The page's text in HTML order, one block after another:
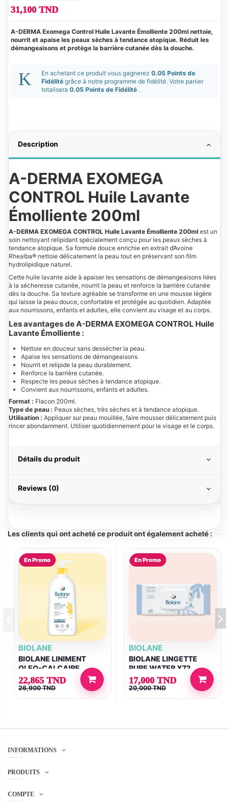
31,100 TND
A-DERMA Exomega Control Huile Lavante Émolliente 200ml nettoie,
nourrit et apaise les peaux sèches à tendance atopique. Réduit les
démangeaisons et protège la barrière cutanée dès la douche.
En achetant ce produit vous gagnerez 0.05 Points de
Fidélité grâce à notre programme de fidélité. Votre panier
totalisera 0.05 Points de Fidélité .
Description
A-DERMA EXOMEGA
CONTROL Huile Lavante
Émolliente 200ml
A-DERMA EXOMEGA CONTROL Huile Lavante Émolliente 200ml est un
soin nettoyant relipidant spécialement conçu pour les peaux sèches à
tendance atopique. Sa formule douce enrichie en extrait d’Avoine
Rhealba® nettoie délicatement la peau tout en préservant son film
hydrolipidique naturel.
Cette huile lavante aide à apaiser les sensations de démangeaisons liées
à la sécheresse cutanée, nourrit la peau et renforce la barrière cutanée
dès la douche. Sa texture agréable se transforme en une mousse légère
qui laisse la peau douce, confortable et protégée au quotidien. Adaptée
aux nourrissons, enfants et adultes, elle convient au visage et au corps.
Les avantages de A-DERMA EXOMEGA CONTROL Huile
Lavante Émolliente :
Nettoie en douceur sans dessécher la peau.
Apaise les sensations de démangeaisons.
Nourrit et relipide la peau durablement.
Renforce la barrière cutanée.
Respecte les peaux sèches à tendance atopique.
Convient aux nourrissons, enfants et adultes.
Format : Flacon 200ml.
Type de peau : Peaux sèches, très sèches et à tendance atopique.
Utilisation : Appliquer sur peau mouillée, faire mousser délicatement puis
rincer abondamment. Utiliser quotidiennement pour le visage et le corps.
Détails du produit
Reviews (0)
Les clients qui ont acheté ce produit ont également acheté :
En Promo
BIOLANE
BIOLANE LINIMENT
OLEO-CALCAIRE
300ML
22,865 TND
26,900 TND
En Promo
BIOLANE
BIOLANE LINGETTE
PURE WATER X72
17,000 TND
20,000 TND
INFORMATIONS
PRODUITS
COMPTE